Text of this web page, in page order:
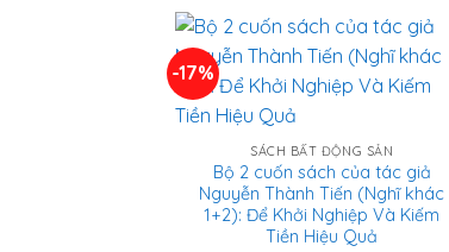
-17%
SÁCH BẤT ĐỘNG SẢN
Bộ 2 cuốn sách của tác giả
Nguyễn Thành Tiến (Nghĩ khác
1+2): Để Khởi Nghiệp Và Kiếm
Tiền Hiệu Quả